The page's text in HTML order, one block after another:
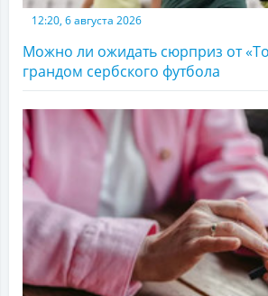
12:20, 6 августа 2026
Можно ли ожидать сюрприз от
грандом сербского футбола